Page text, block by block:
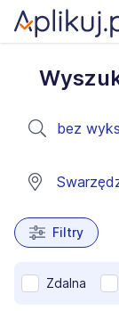
Filtry
Zdalna